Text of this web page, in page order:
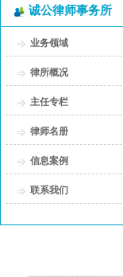
诚公律师事务所
业务领域
律所概况
主任专栏
律师名册
信息案例
联系我们